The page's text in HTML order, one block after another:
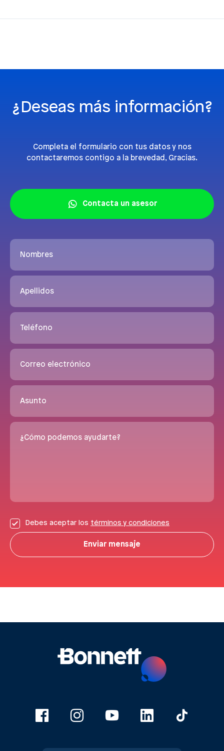
¿Deseas más información?
Completa el formulario con tus datos y nos
contactaremos contigo a la brevedad, Gracias.
Contacta un asesor
Nombres
Apellidos
Teléfono
Correo electrónico
Asunto
¿Cómo podemos ayudarte?
Debes aceptar los términos y condiciones
Enviar mensaje